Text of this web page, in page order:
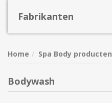
Fabrikanten
Home Spa Body producten
Bodywash